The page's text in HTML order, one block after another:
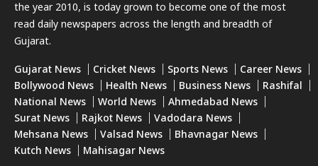
the year 2010, is today grown to become one of the most
read daily newspapers across the length and breadth of
Gujarat.
Gujarat News Cricket News Sports News
Career News
Bollywood News
Health News Business News
Rashifal
National News
World News
Ahmedabad News
Surat News
Rajkot News
Vadodara News
Mehsana News
Valsad News
Bhavnagar News
Kutch News
Mahisagar News